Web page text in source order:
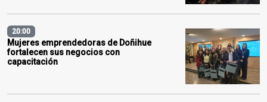
20:00
Mujeres emprendedoras de Doñihue
fortalecen sus negocios con
capacitación